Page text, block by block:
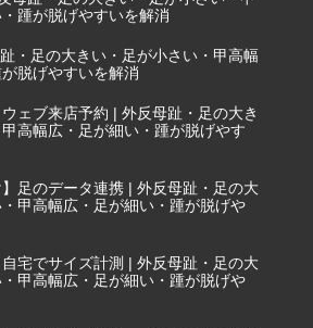
踵が脱げやすいを解消
・足の大きい・足が小さい・甲高幅
脱げやすいを解消
ウェブ来店予約 | 外反母趾・足の大き
高幅広・足が細い・踵が脱げやす
】足のデータ連携 | 外反母趾・足の大
甲高幅広・足が細い・踵が脱げや
自宅でサイズ計測 | 外反母趾・足の大
甲高幅広・足が細い・踵が脱げや